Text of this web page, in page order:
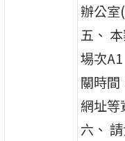
辦公室
五、
場次
關時間
網址等
六、